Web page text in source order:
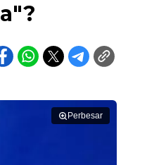
Perbesar